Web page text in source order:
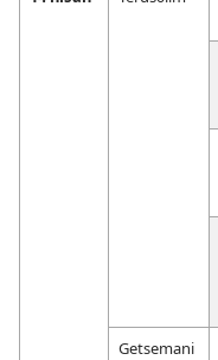
Getsemani